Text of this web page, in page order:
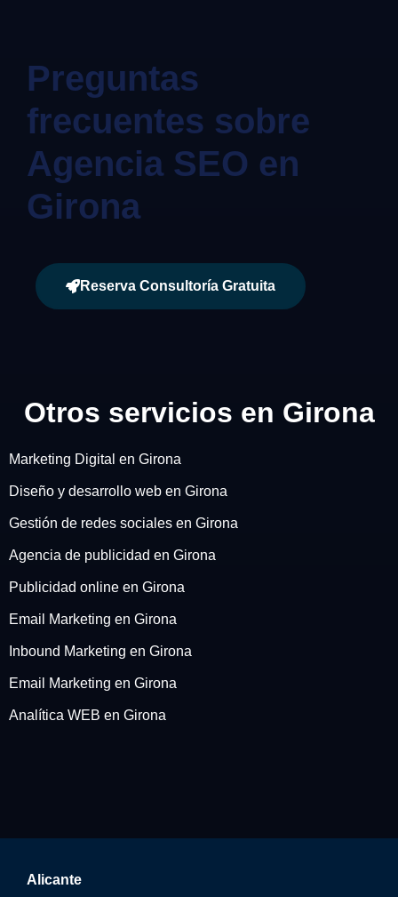
Preguntas
frecuentes sobre
Agencia SEO en
Girona
Reserva Consultoría Gratuita
Otros servicios en Girona
Marketing Digital en Girona
Diseño y desarrollo web en Girona
Gestión de redes sociales en Girona
Agencia de publicidad en Girona
Publicidad online en Girona
Email Marketing en Girona
Inbound Marketing en Girona
Email Marketing en Girona
Analítica WEB en Girona
Alicante